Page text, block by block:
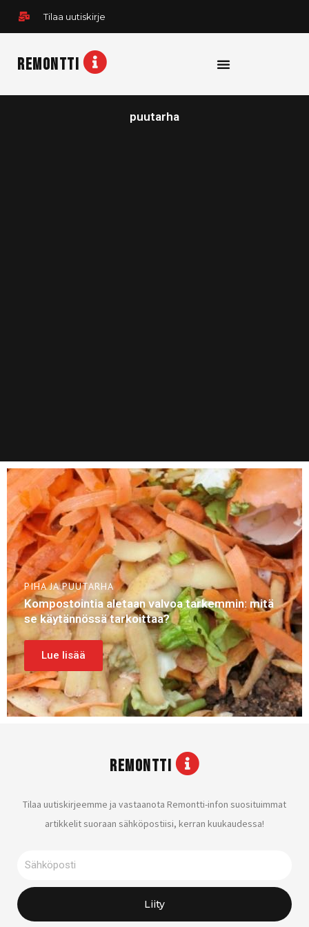
Siirry
Tilaa uutiskirje
REMONTTI
puutarha
PIHA JA PUUTARHA
Kompostointia aletaan valvoa tarkemmin: mitä
se käytännössä tarkoittaa?
Lue lisää
REMONTTI
Tilaa uutiskirjeemme ja vastaanota Remontti-infon suosituimmat
artikkelit suoraan sähköpostiisi, kerran kuukaudessa!
Sähköposti
Liity